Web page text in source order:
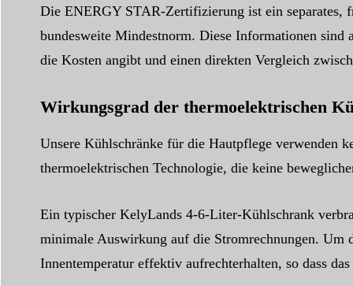
Die ENERGY STAR-Zertifizierung ist ein separates,
bundesweite Mindestnorm. Diese Informationen sind
die Kosten angibt und einen direkten Vergleich
Wirkungsgrad der thermoelektrischen
Unsere Kühlschränke für die Hautpflege verwenden
thermoelektrischen Technologie, die keine
Ein typischer KelyLands 4-6-Liter-Kühlschrank
minimale Auswirkung auf die Stromrechnungen.
Innentemperatur effektiv aufrechterhalten, so dass